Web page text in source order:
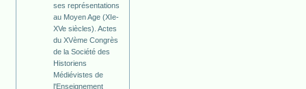
ses représentations
au Moyen Age (XIe-
XVe siècles). Actes
du XVème Congrès
de la Société des
Historiens
Médiévistes de
l'Enseignement